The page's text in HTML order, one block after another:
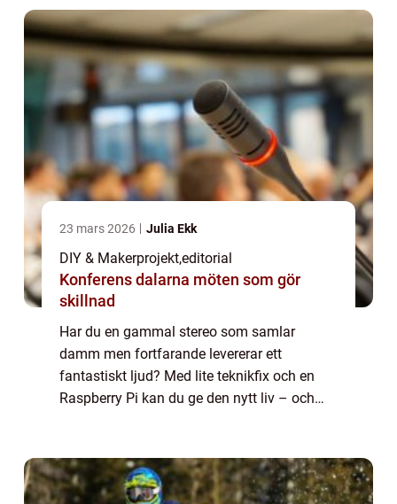
23 mars 2026 Julia Ekk
DIY & Makerprojekt,editorial
Konferens dalarna möten som gör
skillnad
Har du en gammal stereo som samlar
damm men fortfarande levererar ett
fantastiskt ljud? Med lite teknikfix och en
Raspberry Pi kan du ge den nytt liv – och